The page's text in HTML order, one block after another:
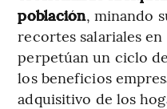
población, minando
recortes salariales
perpetúan un ciclo
los beneficios
adquisitivo de los